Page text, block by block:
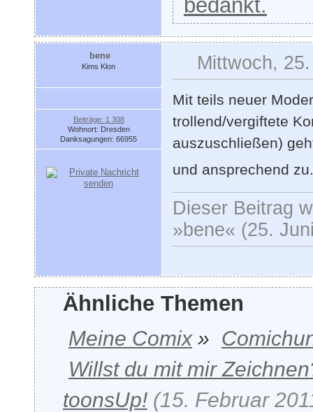
bedankt.
bene
Kims Klon
Beiträge: 1 308
Wohnort: Dresden
Danksagungen: 66955
Mittwoch,
Mit teils neuer
trollend/vergiftete
auszuschließen)
und ansprechend
Dieser Beitrag
»bene« (25.
Ähnliche Themen
Meine Comix»
Willst du mit mir
toonsUp! (15. Februar